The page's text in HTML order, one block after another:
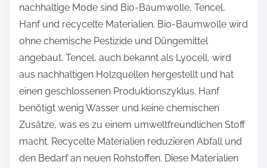
nachhaltige Mode sind Bio-Baumwolle, Tencel,
Hanf und recycelte Materialien. Bio-Baumwolle wird
ohne chemische Pestizide und Düngemittel
angebaut. Tencel, auch bekannt als Lyocell, wird
aus nachhaltigen Holzquellen hergestellt und hat
einen geschlossenen Produktionszyklus. Hanf
benötigt wenig Wasser und keine chemischen
Zusätze, was es zu einem umweltfreundlichen Stoff
macht. Recycelte Materialien reduzieren Abfall und
den Bedarf an neuen Rohstoffen. Diese Materialien